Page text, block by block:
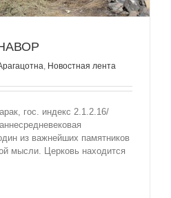
, Новостная лента
гос. индекс 2.1.2.16/
из важнейших памятников
мысли. Церковь находится